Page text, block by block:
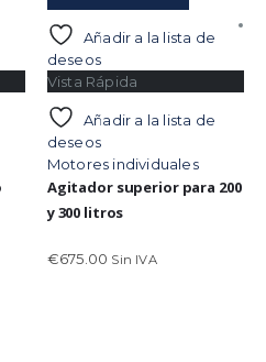
Añadir a la lista de
deseos
Vista Rápida
Añadir a la lista de
deseos
Motores individuales
Agitador superior para 200
y 300 litros
€675.00 Sin IVA